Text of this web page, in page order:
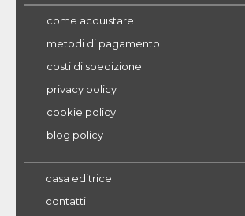
come acquistare
metodi di pagamento
costi di spedizione
privacy policy
cookie policy
blog policy
casa editrice
contatti